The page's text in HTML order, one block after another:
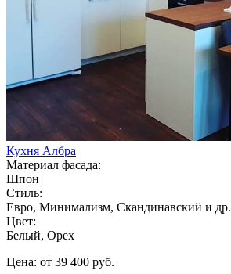
Кухня Албра
Материал фасада:
Шпон
Стиль:
Евро, Минимализм, Скандинавский и др.
Цвет:
Белый, Орех
Цена: от 39 400 руб.